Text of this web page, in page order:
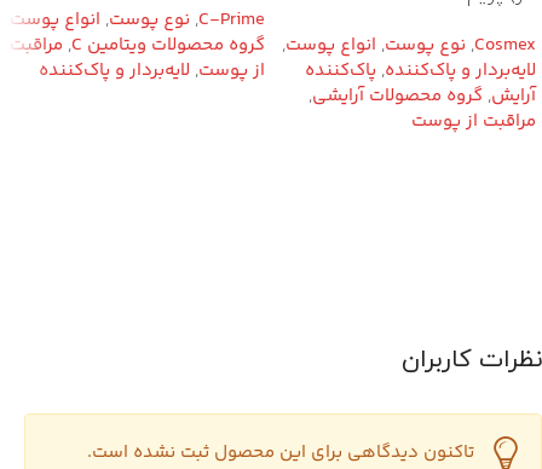
Cosmex
, نوع پوست, انواع پوست,
لایه‌بردار و پاک‌کننده, پاک‌کننده
آرایش, گروه محصولات آرایشی,
مراقبت از پوست
C-Prime
, نوع پوست, انواع پوست
گروه محصولات ویتامین C
, مراقبت
از پوست, لایه‌بردار و پاک‌کننده
نظرات کاربران
تاکنون دیدگاهی برای این محصول ثبت نشده است.